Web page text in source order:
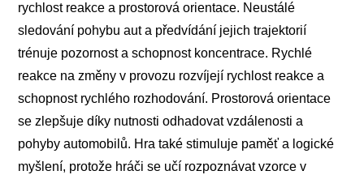
rychlost reakce a prostorová orientace. Neustálé
sledování pohybu aut a předvídání jejich trajektorií
trénuje pozornost a schopnost koncentrace. Rychlé
reakce na změny v provozu rozvíjejí rychlost reakce a
schopnost rychlého rozhodování. Prostorová orientace
se zlepšuje díky nutnosti odhadovat vzdálenosti a
pohyby automobilů. Hra také stimuluje paměť a logické
myšlení, protože hráči se učí rozpoznávat vzorce v